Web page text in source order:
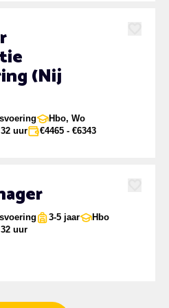
(Nij
Hbo, Wo
uur €4465 - €6343
3-5 jaar
Hbo
uur